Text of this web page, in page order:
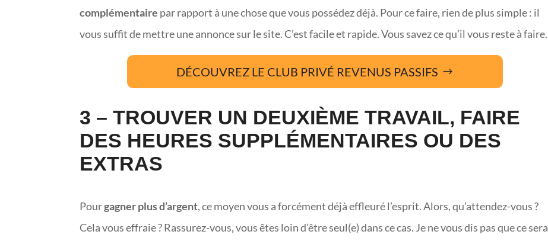
complémentaire par rapport à une chose que vous possédez déjà. Pour ce faire, rien de plus simple : il
vous suffit de mettre une annonce sur le site. C’est facile et rapide. Vous savez ce qu’il vous reste à faire.
DÉCOUVREZ LE CLUB PRIVÉ REVENUS PASSIFS
3 – TROUVER UN DEUXIÈME TRAVAIL, FAIRE
DES HEURES SUPPLÉMENTAIRES OU DES
EXTRAS
Pourgagner plus d’argent, ce moyen vous a forcément déjà effleuré l’esprit. Alors, qu’attendez-vous ?
Cela vous effraie ? Rassurez-vous, vous êtes loin d’être seul(e) dans ce cas. Je ne vous dis pas que ce sera